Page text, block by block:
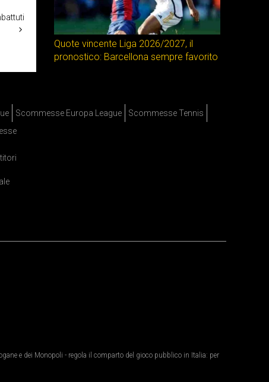
Quote vincente Liga 2026/2027, il
pronostico: Barcellona sempre favorito
Scommesse Europa League
Scommesse Tennis
e dei Monopoli - regola il comparto del gioco pubblico in Italia: per